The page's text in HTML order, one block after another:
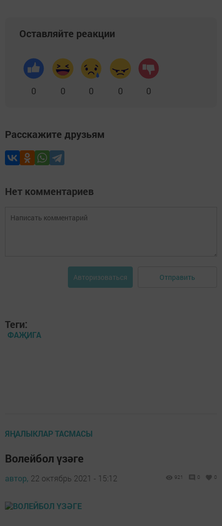
Оставляйте реакции
0 0 0 0 0
Расскажите друзьям
Нет комментариев
Авторизоваться Отправить
Теги:
ФАҖИГА
ЯҢАЛЫКЛАР ТАСМАСЫ
Волейбол үзәге
автор, 22 октябрь 2021 - 15:12 921 0 0